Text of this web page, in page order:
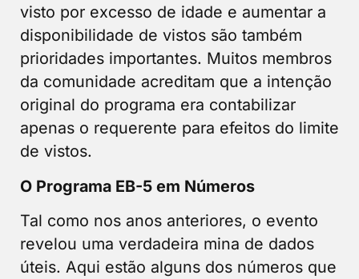
visto por excesso de idade e aumentar a
disponibilidade de vistos são também
prioridades importantes. Muitos membros
da comunidade acreditam que a intenção
original do programa era contabilizar
apenas o requerente para efeitos do limite
de vistos.
O Programa EB-5 em Números
Tal como nos anos anteriores, o evento
revelou uma verdadeira mina de dados
úteis. Aqui estão alguns dos números que